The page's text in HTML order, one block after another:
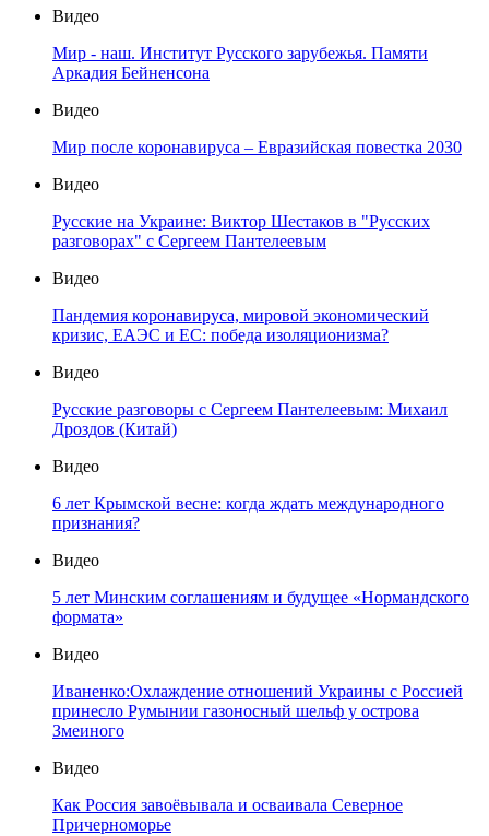
Видео
Мир - наш. Институт Русского зарубежья. Памяти
Аркадия Бейненсона
Видео
Мир после коронавируса – Евразийская повестка 2030
Видео
Русские на Украине: Виктор Шестаков в "Русских
разговорах" с Сергеем Пантелеевым
Видео
Пандемия коронавируса, мировой экономический
кризис, ЕАЭС и ЕС: победа изоляционизма?
Видео
Русские разговоры с Сергеем Пантелеевым: Михаил
Дроздов (Китай)
Видео
6 лет Крымской весне: когда ждать международного
признания?
Видео
5 лет Минским соглашениям и будущее «Нормандского
формата»
Видео
Иваненко:Охлаждение отношений Украины с Россией
принесло Румынии газоносный шельф у острова
Змеиного
Видео
Как Россия завоёвывала и осваивала Северное
Причерноморье